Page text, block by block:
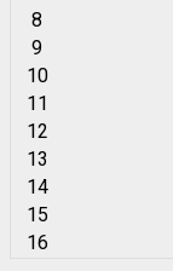
8
9
10
11
12
13
14
15
16